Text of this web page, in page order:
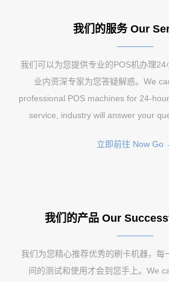
我们的服务 Our
我们可以为您提供专业的POS机办理24
业内资深专家为您答疑解惑。We
professional POS machines for 24-
service, industry will answer your
立即前往 Now Go
我们的产品 Our
我们为您精心推荐优秀的刷卡机器，每
间的测试和使用才会到您手上。We